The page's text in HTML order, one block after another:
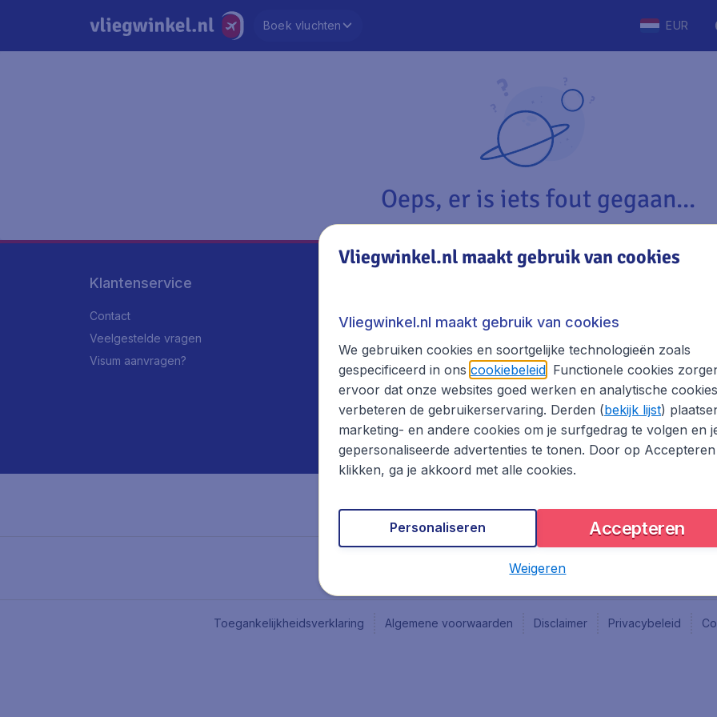
Boek vluchten EUR
Oeps, er is iets fout gegaan...
Klantenservice
Contact
Veelgestelde vragen
Visum aanvragen?
Over Vliegwinkel.nl
Reisgids
Toegankelijkheidsverklaring Algemene voorwaarden Disclaimer Privacybeleid
Vliegwinkel.nl maakt gebruik van cookies
Vliegwinkel.nl maakt gebruik van cookies
We gebruiken cookies en soortgelijke technologieën zoals
gespecificeerd in ons cookiebeleid. Functionele cookies
ervoor dat onze websites goed werken en analytische cookies
verbeteren de gebruikerservaring. Derden (bekijk lijst)
marketing- en andere cookies om je surfgedrag te volgen en
gepersonaliseerde advertenties te tonen. Door op
klikken, ga je akkoord met alle cookies.
Accepteren
Personaliseren
Weigeren